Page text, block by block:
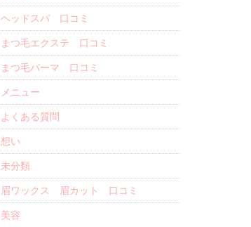
ヘッドスパ 口コミ
まつ毛エクステ 口コミ
まつ毛パーマ 口コミ
メニュー
よくある質問
想い
未分類
眉ワックス 眉カット 口コミ
美容